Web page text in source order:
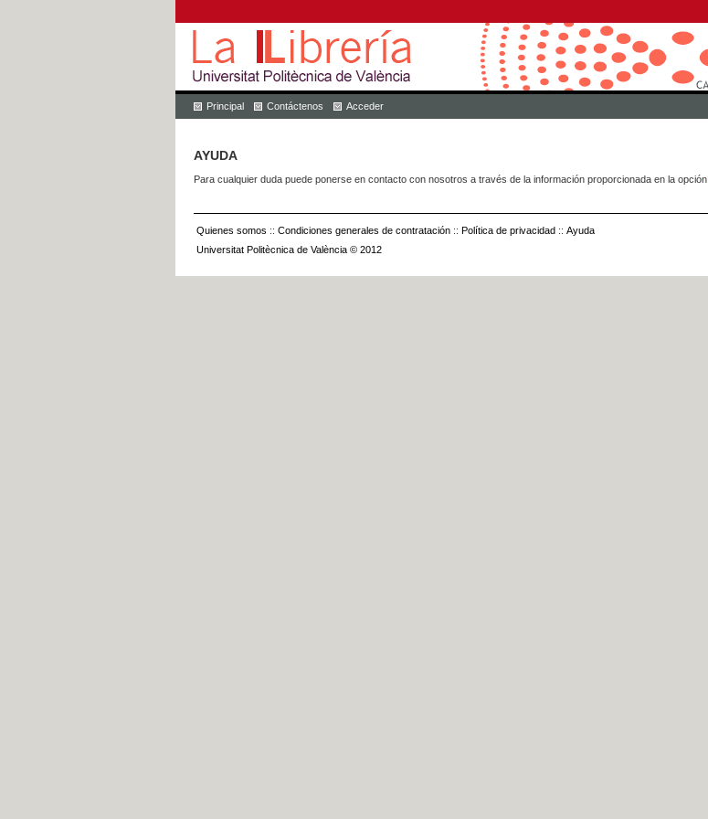
Principal Contáctenos Acceder
AYUDA
Para cualquier duda puede ponerse en contacto con nosotros a través de la información proporcionada en la opción
Quienes somos :: Condiciones generales de contratación :: Política de privacidad :: Ayuda
Universitat Politècnica de València © 2012